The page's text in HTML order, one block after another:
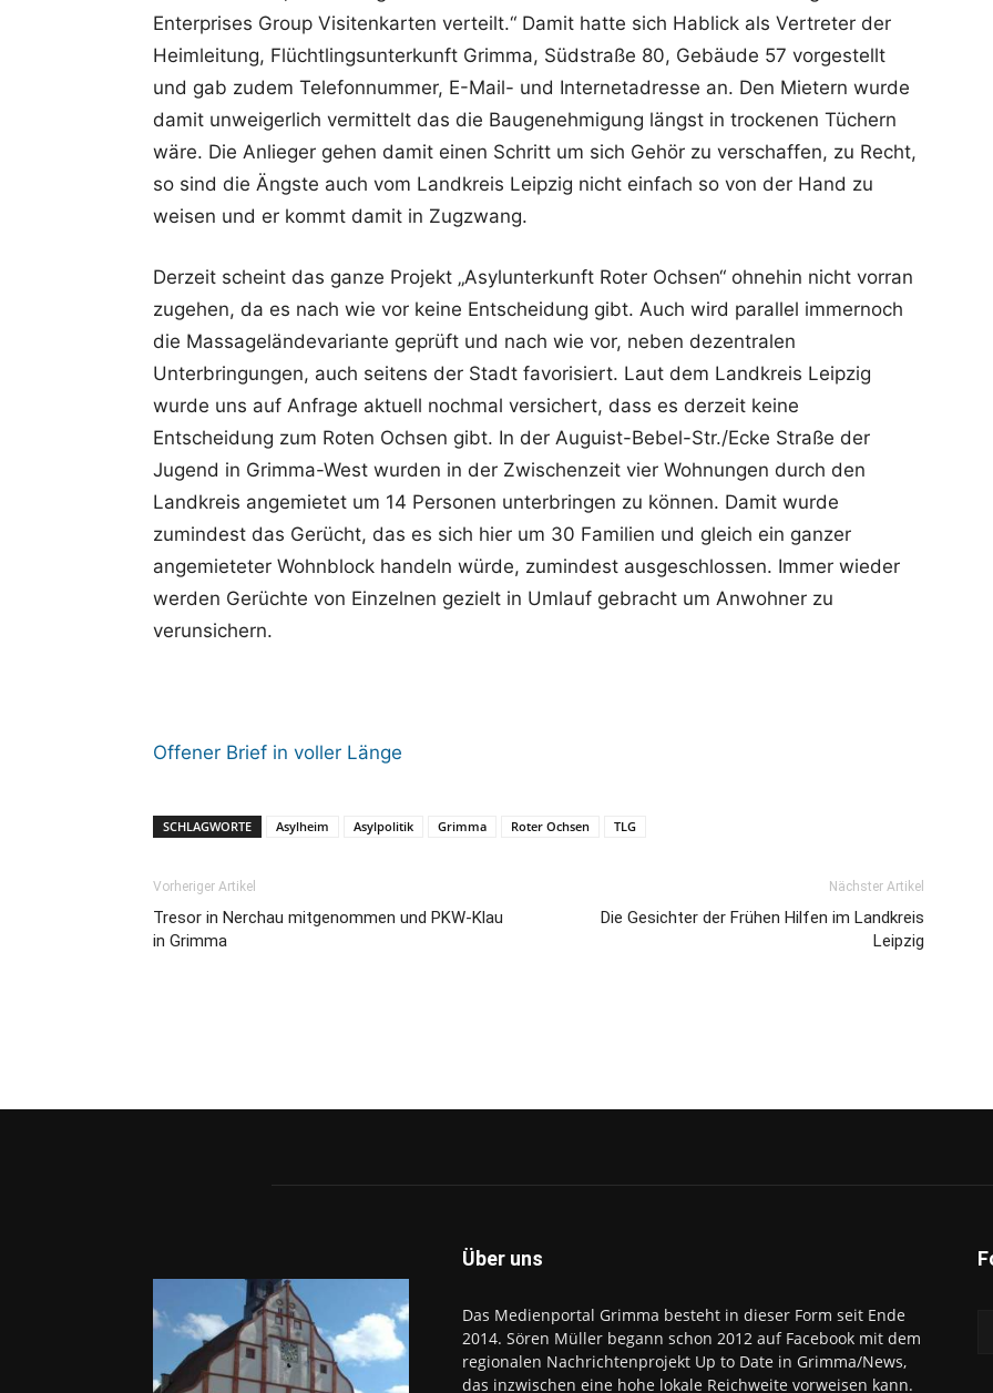
Enterprises Group Visitenkarten verteilt.“ Damit hatte sich Hablick als Vertreter der
Heimleitung, Flüchtlingsunterkunft Grimma, Südstraße 80, Gebäude 57 vorgestellt
und gab zudem Telefonnummer, E-Mail- und Internetadresse an. Den Mietern wurde
damit unweigerlich vermittelt das die Baugenehmigung längst in trockenen Tüchern
wäre. Die Anlieger gehen damit einen Schritt um sich Gehör zu verschaffen, zu Recht,
so sind die Ängste auch vom Landkreis Leipzig nicht einfach so von der Hand zu
weisen und er kommt damit in Zugzwang.
Derzeit scheint das ganze Projekt „Asylunterkunft Roter Ochsen“ ohnehin nicht vorran
zugehen, da es nach wie vor keine Entscheidung gibt. Auch wird parallel immernoch
die Massageländevariante geprüft und nach wie vor, neben dezentralen
Unterbringungen, auch seitens der Stadt favorisiert. Laut dem Landkreis Leipzig
wurde uns auf Anfrage aktuell nochmal versichert, dass es derzeit keine
Entscheidung zum Roten Ochsen gibt. In der Auguist-Bebel-Str./Ecke Straße der
Jugend in Grimma-West wurden in der Zwischenzeit vier Wohnungen durch den
Landkreis angemietet um 14 Personen unterbringen zu können. Damit wurde
zumindest das Gerücht, das es sich hier um 30 Familien und gleich ein ganzer
angemieteter Wohnblock handeln würde, zumindest ausgeschlossen. Immer wieder
werden Gerüchte von Einzelnen gezielt in Umlauf gebracht um Anwohner zu
verunsichern.
Offener Brief in voller Länge
SCHLAGWORTE Asylheim Asylpolitik Grimma Roter Ochsen TLG
Vorheriger Artikel
Tresor in Nerchau mitgenommen und PKW-Klau
in Grimma
Nächster Artikel
Die Gesichter der Frühen Hilfen im Landkreis
Leipzig
Über uns
Das Medienportal Grimma besteht in dieser Form seit Ende
2014. Sören Müller begann schon 2012 auf Facebook mit dem
regionalen Nachrichtenprojekt Up to Date in Grimma/News,
das inzwischen eine hohe lokale Reichweite vorweisen kann.